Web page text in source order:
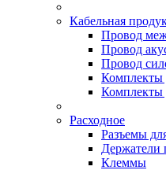
Кабельная
Провод
Провод
Провод
Комплекты
Комплекты
Расходное
Разъемы
Держатели
Клеммы